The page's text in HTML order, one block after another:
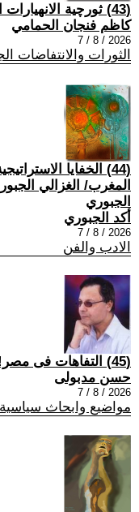
(43) ثورچية الانهيارات المتراكمة
كاظم فنجان الحمامي
2026 / 8 / 7
الثورات والانتفاضات
(44) الخفايا
المغرب/ الغزالي
الجبوري
أكد الجبوري
2026 / 8 / 7
الادب والفن
(45) التفاهات فى مصر!؟
حسن مدبولى
2026 / 8 / 7
مواضيع وابحاث سياسية